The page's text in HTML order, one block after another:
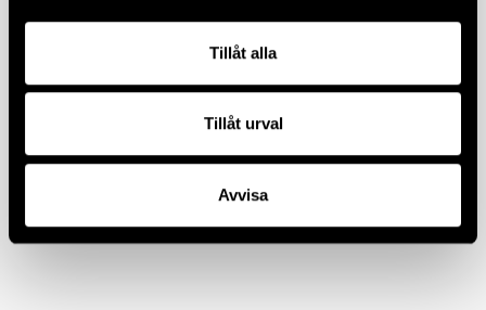
Tillåt alla
Tillåt urval
Avvisa